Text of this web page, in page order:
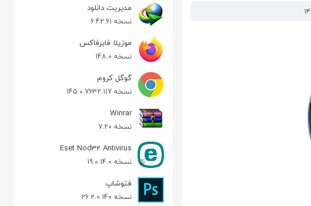
مدیریت دانلود
نسخه 6.42.61
موزیلا فایرفاکس
نسخه 148.0
گوگل کروم
نسخه 145.0.7632.117
Winrar
نسخه 7.20
Eset Nod32 Antivirus
نسخه 19.0.14.0
فتوشاپ
نسخه 26.2.0.140